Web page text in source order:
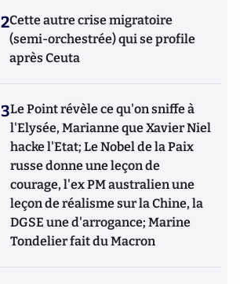
2Cette autre crise migratoire
(semi-orchestrée) qui se profile
après Ceuta
3Le Point révèle ce qu'on sniffe à
l'Elysée, Marianne que Xavier Niel
hacke l'Etat; Le Nobel de la Paix
russe donne une leçon de
courage, l'ex PM australien une
leçon de réalisme sur la Chine, la
DGSE une d'arrogance; Marine
Tondelier fait du Macron